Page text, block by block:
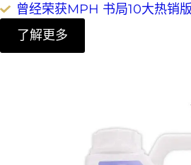
曾经荣获MPH 书局10大热销版
了解更多